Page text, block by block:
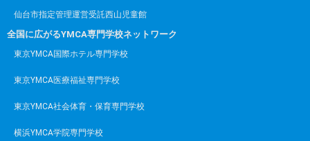
仙台市指定管理運営受託西山児童館
全国に広がるYMCA専門学校ネットワーク
東京YMCA国際ホテル専門学校
東京YMCA医療福祉専門学校
東京YMCA社会体育・保育専門学校
横浜YMCA学院専門学校